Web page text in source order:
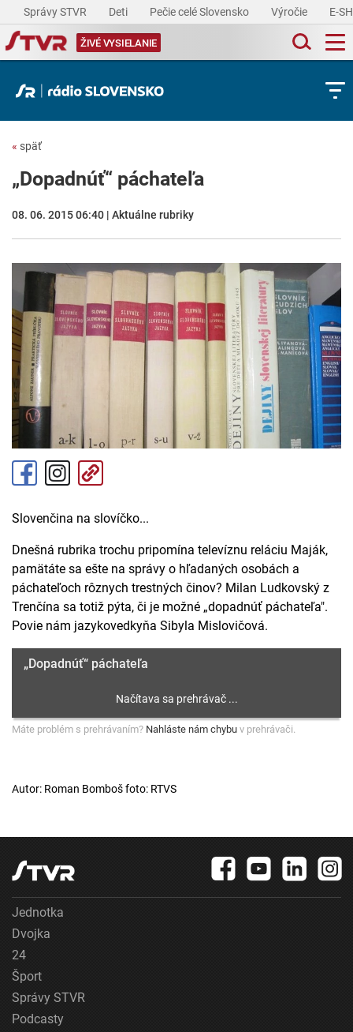
Správy STVR Deti Pečie celé Slovensko Výročie E-
ŽIVÉ VYSIELANIE
« späť
„Dopadnúť“ páchateľa
08. 06. 2015 06:40 | Aktuálne rubriky
Slovenčina na slovíčko...
Dnešná rubrika trochu pripomína televíznu reláciu Maják,
pamätáte sa ešte na správy o hľadaných osobách a
páchateľoch rôznych trestných činov? Milan Ludkovský z
Trenčína sa totiž pýta, či je možné „dopadnúť páchateľa".
Povie nám jazykovedkyňa Sibyla Mislovičová.
„Dopadnúť“ páchateľa
Máte problém s prehrávaním? Nahláste nám chybu v prehrávači.
Autor: Roman Bomboš foto: RTVS
Jednotka
Dvojka
24
Šport
Správy STVR
Podcasty